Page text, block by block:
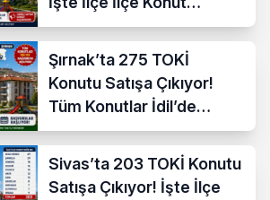
Dağılımı
Şırnak’ta 275 TOKİ
Konutu Satışa Çıkıyor!
Tüm Konutlar İdil’de
Başvuruya Açılıyor
Sivas’ta 203 TOKİ Konutu
Satışa Çıkıyor! İşte İlçe